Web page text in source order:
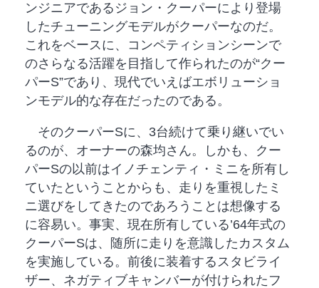
ンジニアであるジョン・クーパーにより登場
したチューニングモデルがクーパーなのだ。
これをベースに、コンペティションシーンで
のさらなる活躍を目指して作られたのが“クー
パーS”であり、現代でいえばエボリューショ
ンモデル的な存在だったのである。
そのクーパーSに、3台続けて乗り継いでい
るのが、オーナーの森均さん。しかも、クー
パーSの以前はイノチェンティ・ミニを所有し
ていたということからも、走りを重視したミ
ニ選びをしてきたのであろうことは想像する
に容易い。事実、現在所有している’64年式の
クーパーSは、随所に走りを意識したカスタム
を実施している。前後に装着するスタビライ
ザー、ネガティブキャンバーが付けられたフ